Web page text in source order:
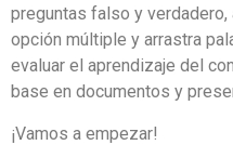
preguntas falso y
opción múltiple y arrastra
evaluar el aprendizaje del
base en documentos y
¡Vamos a empezar!